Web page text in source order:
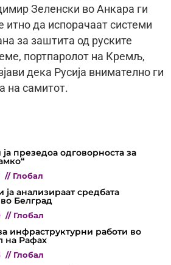
Зеленски во Анкара ги
итно да испорачаат системи
за заштита од руските
портпаролот на Кремљ,
дека Русија внимателно ги
на самитот.
презедоа одговорноста за
// Глобал
анализираат средбата
Белград
// Глобал
инфраструктурни работи во
на Рафах
// Глобал